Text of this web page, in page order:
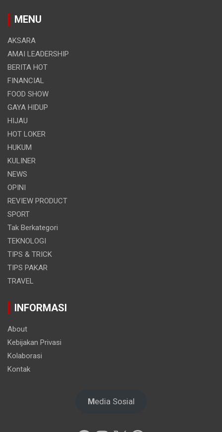
MENU
AKSARA
AMAI LEADERSHIP
BERITA HOT
FINANCIAL
FOOD SHOW
GAYA HIDUP
HIJAU
HOT LOKER
HUKUM
KULINER
NEWS
OPINI
REVIEW PRODUCT
SPORT
Tak Berkategori
TEKNOLOGI
TIPS & TRICK
TIPS PAKAR
TRAVEL
INFORMASI
About
Kebijakan Privasi
Kolaborasi
Kontak
Media Sosial